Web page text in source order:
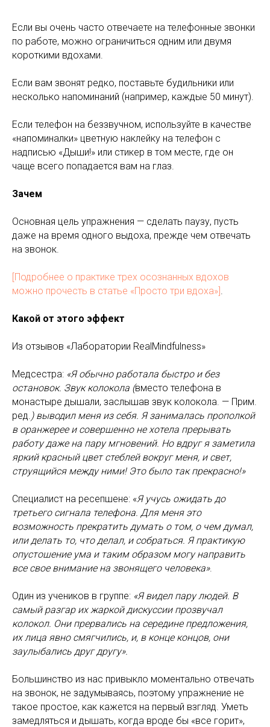
Если вы очень часто отвечаете на телефонные звонки
по работе, можно ограничиться одним или двумя
короткими вдохами.
Если вам звонят редко, поставьте будильники или
несколько напоминаний (например, каждые 50 минут).
Если телефон на беззвучном, используйте в качестве
«напоминалки» цветную наклейку на телефон с
надписью «Дыши!» или стикер в том месте, где он
чаще всего попадается вам на глаз.
Зачем
Основная цель упражнения — сделать паузу, пусть
даже на время одного выдоха, прежде чем отвечать
на звонок.
[Подробнее о практике трех осознанных вдохов
можно прочесть в статье «Просто три вдоха»].
Какой от этого эффект
Из отзывов «Лаборатории RealMindfulness»
Медсестра: «Я обычно работала быстро и без
остановок. Звук колокола (вместо телефона в
монастыре дышали, заслышав звук колокола. — Прим.
ред.) выводил меня из себя. Я занималась прополкой
в оранжерее и совершенно не хотела прерывать
работу даже на пару мгновений. Но вдруг я заметила
яркий красный цвет стеблей вокруг меня, и свет,
струящийся между ними! Это было так прекрасно!»
Специалист на ресепшене: «Я учусь ожидать до
третьего сигнала телефона. Для меня это
возможность прекратить думать о том, о чем думал,
или делать то, что делал, и собраться. Я практикую
опустошение ума и таким образом могу направить
все свое внимание на звонящего человека».
Один из учеников в группе: «Я видел пару людей. В
самый разгар их жаркой дискуссии прозвучал
колокол. Они прервались на середине предложения,
их лица явно смягчились, и, в конце концов, они
заулыбались друг другу».
Большинство из нас привыкло моментально отвечать
на звонок, не задумываясь, поэтому упражнение не
такое простое, как кажется на первый взгляд. Уметь
замедляться и дышать, когда вроде бы «все горит»,